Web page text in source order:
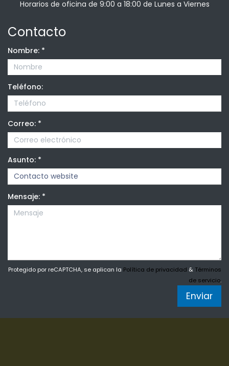
Horarios de oficina de 9:00 a 18:00 de Lunes a Viernes
Contacto
Nombre: *
Teléfono:
Correo: *
Asunto: *
Mensaje: *
Protegido por reCAPTCHA, se aplican la Política de privacidad & Términos
de servicio.
Enviar